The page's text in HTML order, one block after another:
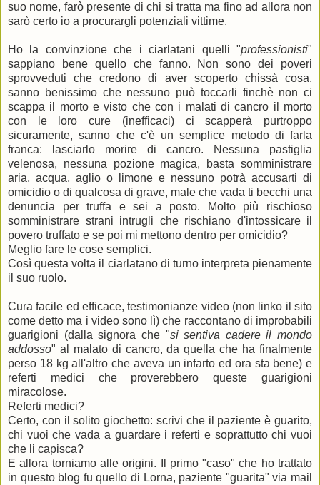
suo nome, farò presente di chi si tratta ma fino ad allora non
sarò certo io a procurargli potenziali vittime.
Ho la convinzione che i ciarlatani quelli "professionisti"
sappiano bene quello che fanno. Non sono dei poveri
sprovveduti che credono di aver scoperto chissà cosa,
sanno benissimo che nessuno può toccarli finchè non ci
scappa il morto e visto che con i malati di cancro il morto
con le loro cure (inefficaci) ci scapperà purtroppo
sicuramente, sanno che c'è un semplice metodo di farla
franca: lasciarlo morire di cancro. Nessuna pastiglia
velenosa, nessuna pozione magica, basta somministrare
aria, acqua, aglio o limone e nessuno potrà accusarti di
omicidio o di qualcosa di grave, male che vada ti becchi una
denuncia per truffa e sei a posto. Molto più rischioso
somministrare strani intrugli che rischiano d'intossicare il
povero truffato e se poi mi mettono dentro per omicidio?
Meglio fare le cose semplici.
Così questa volta il ciarlatano di turno interpreta pienamente
il suo ruolo.
Cura facile ed efficace, testimonianze video (non linko il sito
come detto ma i video sono lì) che raccontano di improbabili
guarigioni (dalla signora che "si sentiva cadere il mondo
addosso" al malato di cancro, da quella che ha finalmente
perso 18 kg all'altro che aveva un infarto ed ora sta bene) e
referti medici che proverebbero queste guarigioni
miracolose.
Referti medici?
Certo, con il solito giochetto: scrivi che il paziente è guarito,
chi vuoi che vada a guardare i referti e soprattutto chi vuoi
che li capisca?
E allora torniamo alle origini. Il primo "caso" che ho trattato
in questo blog fu quello di Lorna, paziente "guarita" via mail